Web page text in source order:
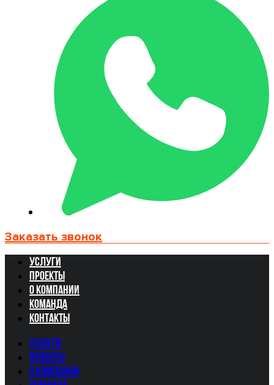
Заказать звонок
Услуги
Проекты
О компании
Команда
Контакты
Услуги
Проекты
О компании